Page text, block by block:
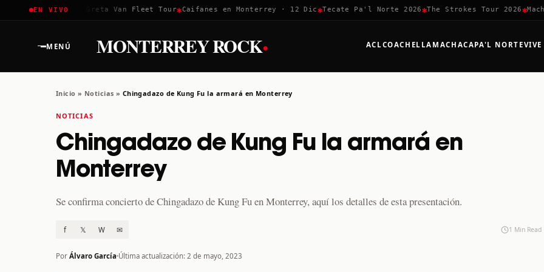
EN VIVO
Coachella 2026✱ Greta Van Fleet Tour✱Caifanes en Monterrey · 12 Dic ✱ Tecate Pa'l Norte 2026✱The Strokes Tour 2026✱
MENÚ MONTERREY ROCK· ACLCOACHELLA MACHACAPA'L NORTE
Inicio » Noticias » Chingadazo de Kung Fu la armará en Monterrey
NOTICIAS
Chingadazo de Kung Fu la armará en
Monterrey
Se confirma concierto de Chingadazo de Kung Fu en Monterrey, aquí los detalles de esta presentación.
f 𝕏 W ✉ 1 Min Read
Por Álvaro García Última actualización: 2 de mayo, 2023